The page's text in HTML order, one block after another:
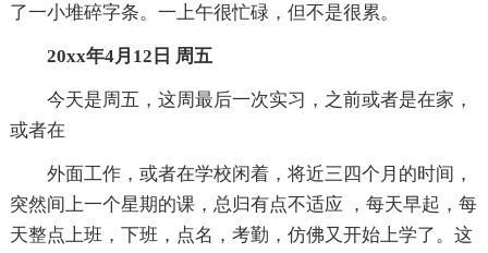
了一小堆碎字条。一上午很忙碌，但不是很累。
20xx年4月12日 周五
今天是周五，这周最后一次实习，之前或者是在家，
或者在
外面工作，或者在学校闲着，将近三四个月的时间，
突然间上一个星期的课，总归有点不适应 ，每天早起，每
天整点上班，下班，点名，考勤，仿佛又开始上学了。这